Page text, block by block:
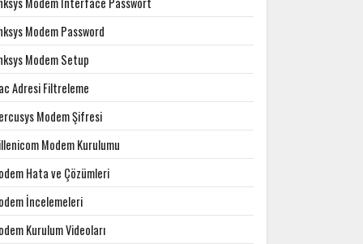
Modem Password
Modem Setup
Adresi Filtreleme
Modem Şifresi
Modem Kurulumu
Hata ve Çözümleri
İncelemeleri
Kurulum Videoları